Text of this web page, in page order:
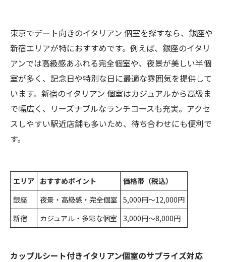
東京でデート向きのイタリアン 個室を探すなら、銀座や
新宿エリアが特におすすめです。例えば、銀座のイタリ
アンでは高級感あふれる完全個室や、夜景が美しい半個
室が多く、記念日や特別な日に最適な雰囲気を提供して
います。新宿のイタリアン 個室はカジュアルから高級ま
で幅広く、リーズナブルなランチコースも充実。アクセ
スしやすい駅近店舗も多いため、待ち合わせにも便利で
す。
エリア おすすめポイント
価格帯（税込）
銀座
夜景・高級感・完全個室 5,000円～12,000円
新宿
カジュアル・多彩な個室 3,000円～8,000円
カップルシート付きイタリアン個室のサプライズ対応